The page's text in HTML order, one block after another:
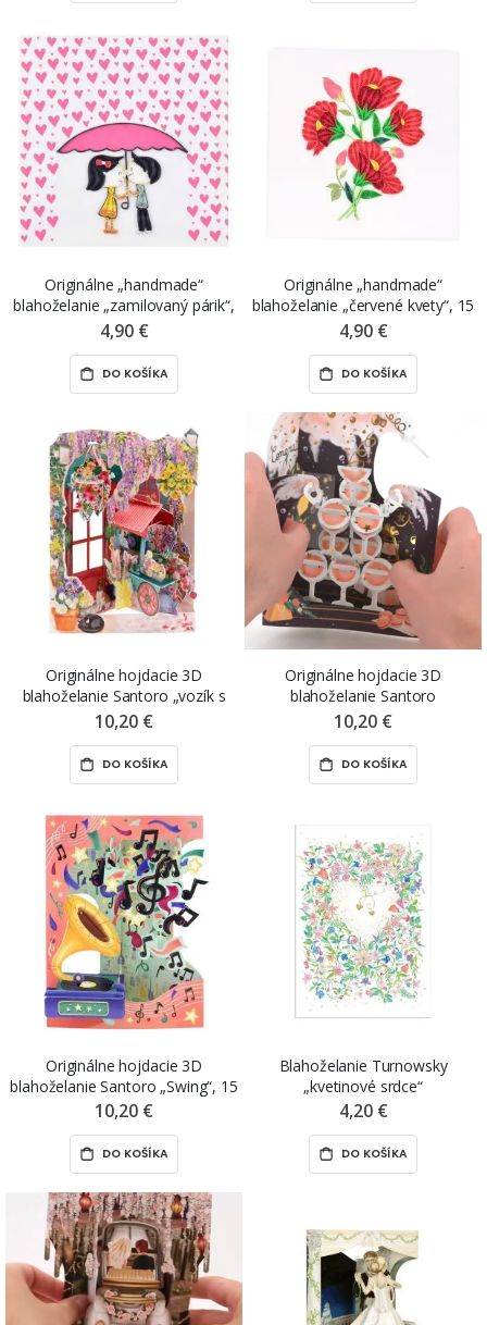
Originálne „handmade“
blahoželanie „zamilovaný párik“,
15 x 15 cm
4,90 €
DO KOŠÍKA
Originálne „handmade“
blahoželanie „červené kvety“, 15
x 15 cm
4,90 €
DO KOŠÍKA
Originálne hojdacie 3D
blahoželanie Santoro „vozík s
kvetmi“, 15 x 20 x 1 cm
10,20 €
DO KOŠÍKA
Originálne hojdacie 3D
blahoželanie Santoro
„šampanské“, 15 x 20 x 1 cm
10,20 €
DO KOŠÍKA
Originálne hojdacie 3D
blahoželanie Santoro „Swing“, 15
x 20 x 1 cm
10,20 €
DO KOŠÍKA
Blahoželanie Turnowsky
„kvetinové srdce“
4,20 €
DO KOŠÍKA